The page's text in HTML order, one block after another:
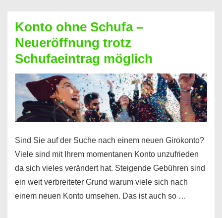
Sie
einen
Kredit
ohne
Einkommensnachweis
Konto ohne Schufa –
Neueröffnung trotz
Schufaeintrag möglich
Sind Sie auf der Suche nach einem neuen Girokonto?
Viele sind mit Ihrem momentanen Konto unzufrieden
da sich vieles verändert hat. Steigende Gebühren sind
ein weit verbreiteter Grund warum viele sich nach
einem neuen Konto umsehen. Das ist auch so …